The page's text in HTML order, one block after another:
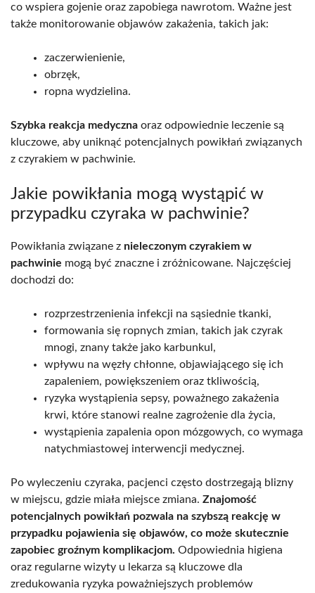
co wspiera gojenie oraz zapobiega nawrotom. Ważne jest
także monitorowanie objawów zakażenia, takich jak:
zaczerwienienie,
obrzęk,
ropna wydzielina.
Szybka reakcja medyczna oraz odpowiednie leczenie są
kluczowe, aby uniknąć potencjalnych powikłań związanych
z czyrakiem w pachwinie.
Jakie powikłania mogą wystąpić w
przypadku czyraka w pachwinie?
Powikłania związane z nieleczonym czyrakiem w
pachwinie mogą być znaczne i zróżnicowane. Najczęściej
dochodzi do:
rozprzestrzenienia infekcji na sąsiednie tkanki,
formowania się ropnych zmian, takich jak czyrak
mnogi, znany także jako karbunkul,
wpływu na węzły chłonne, objawiającego się ich
zapaleniem, powiększeniem oraz tkliwością,
ryzyka wystąpienia sepsy, poważnego zakażenia
krwi, które stanowi realne zagrożenie dla życia,
wystąpienia zapalenia opon mózgowych, co wymaga
natychmiastowej interwencji medycznej.
Po wyleczeniu czyraka, pacjenci często dostrzegają blizny
w miejscu, gdzie miała miejsce zmiana. Znajomość
potencjalnych powikłań pozwala na szybszą reakcję w
przypadku pojawienia się objawów, co może skutecznie
zapobiec groźnym komplikacjom. Odpowiednia higiena
oraz regularne wizyty u lekarza są kluczowe dla
zredukowania ryzyka poważniejszych problemów